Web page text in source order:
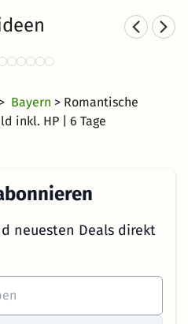
Bayerischen
> Bayern > Romantische
inkl. HP | 6 Tage
neuesten Deals direkt